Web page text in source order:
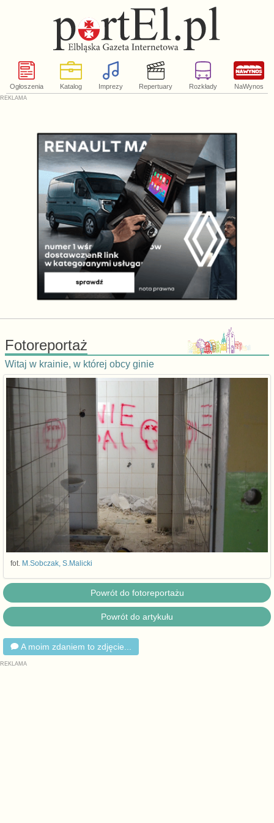
Ogłoszenia Katalog Imprezy Repertuary Rozkłady NaWynos
Fotoreportaż
Witaj w krainie, w której obcy ginie
fot. M.Sobczak, S.Malicki
Powrót do fotoreportażu
Powrót do artykułu
A moim zdaniem to zdjęcie...